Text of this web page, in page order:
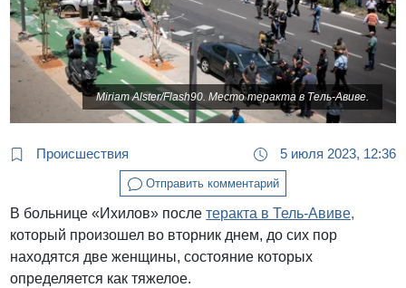
Miriam Alster/Flash90. Место теракта в Тель-Авиве.
Происшествия 5 июля 2023, 12:36
Отправить комментарий
В больнице «Ихилов» послетеракта в Тель-Авиве,
который произошел во вторник днем, до сих пор
находятся две женщины, состояние которых
определяется как тяжелое.